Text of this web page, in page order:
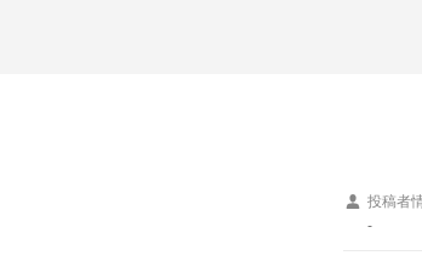
投稿者
-